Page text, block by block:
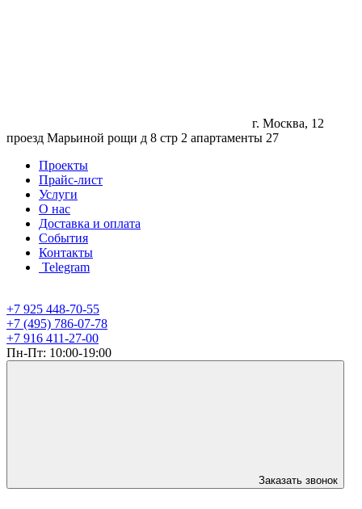
г. Москва, 12
проезд Марьиной рощи д 8 стр 2 апартаменты 27
Проекты
Прайс-лист
Услуги
О нас
Доставка и оплата
События
Контакты
Telegram
+7 925 448-70-55
+7 (495) 786-07-78
+7 916 411-27-00
Пн-Пт: 10:00-19:00
Заказать звонок